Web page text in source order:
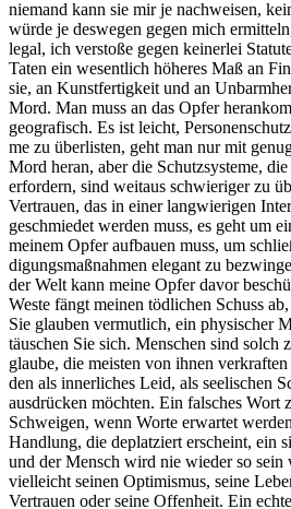
nie­mand kann sie mir je nach­wei­sen,
wür­de je des­we­gen gegen mich
legal, ich ver­sto­ße gegen kei­ner­lei
Taten ein wesent­lich höhe­res Maß an
sie, an Kunst­fer­tig­keit und an
Mord. Man muss an das Opfer
geo­gra­fisch. Es ist leicht,
me zu über­lis­ten, geht man nur mit
Mord her­an, aber die Schutz­sys­te­me,
erfor­dern, sind weit­aus schwie­ri­ger zu
Ver­trau­en, das in einer lang­wie­ri­gen
geschmie­det wer­den muss, es geht um
mei­nem Opfer auf­bau­en muss, um
di­gungs­maß­nah­men ele­gant zu
der Welt kann mei­ne Opfer davor
Wes­te fängt mei­nen töd­li­chen Schuss
Sie glau­ben ver­mut­lich, ein phy­si­scher
täu­schen Sie sich. Men­schen sind solch
glau­be, die meis­ten von ihnen
den als inner­li­ches Leid, als see­li­schen
aus­drü­cken möch­ten. Ein fal­sches Wort
Schwei­gen, wenn Wor­te erwar­tet
Hand­lung, die deplat­ziert erscheint, ein
und der Mensch wird nie wie­der so
viel­leicht sei­nen Opti­mis­mus, sei­ne
Ver­trau­en oder sei­ne Offen­heit. Ein